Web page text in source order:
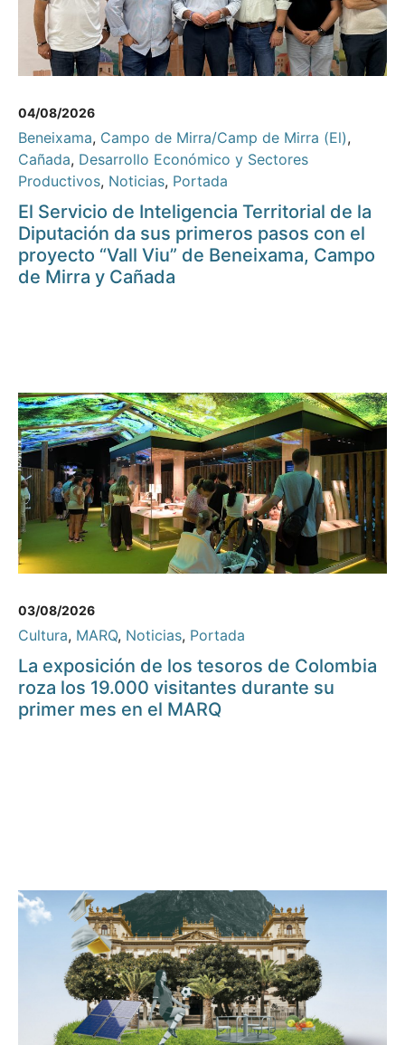
04/08/2026
Beneixama, Campo de Mirra/Camp de Mirra (El),
Cañada, Desarrollo Económico y Sectores
Productivos, Noticias, Portada
El Servicio de Inteligencia Territorial de la
Diputación da sus primeros pasos con el
proyecto “Vall Viu” de Beneixama, Campo
de Mirra y Cañada
03/08/2026
Cultura, MARQ, Noticias, Portada
La exposición de los tesoros de Colombia
roza los 19.000 visitantes durante su
primer mes en el MARQ